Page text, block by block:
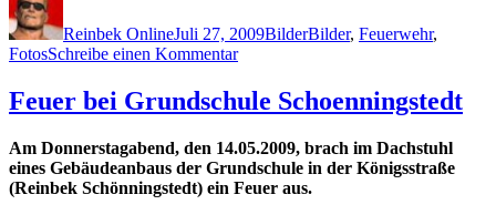
Reinbek OnlineJuli 27, 2009BilderBilder, Feuerwehr,
FotosSchreibe einen Kommentarzu
alte
Feuerwache
Reinbek
Feuer bei Grundschule Schoenningstedt
Am Donnerstagabend, den 14.05.2009, brach im Dachstuhl
eines Gebäudeanbaus der Grundschule in der Königsstraße
(Reinbek Schönningstedt) ein Feuer aus.